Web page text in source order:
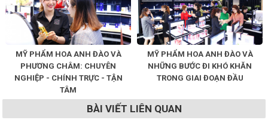
MỸ PHẨM HOA ANH ĐÀO VÀ
PHƯƠNG CHÂM: CHUYÊN
NGHIỆP - CHÍNH TRỰC - TẬN
TÂM
MỸ PHẨM HOA ANH ĐÀO VÀ
NHỮNG BƯỚC ĐI KHÓ KHĂN
TRONG GIAI ĐOẠN ĐẦU
BÀI VIẾT LIÊN QUAN